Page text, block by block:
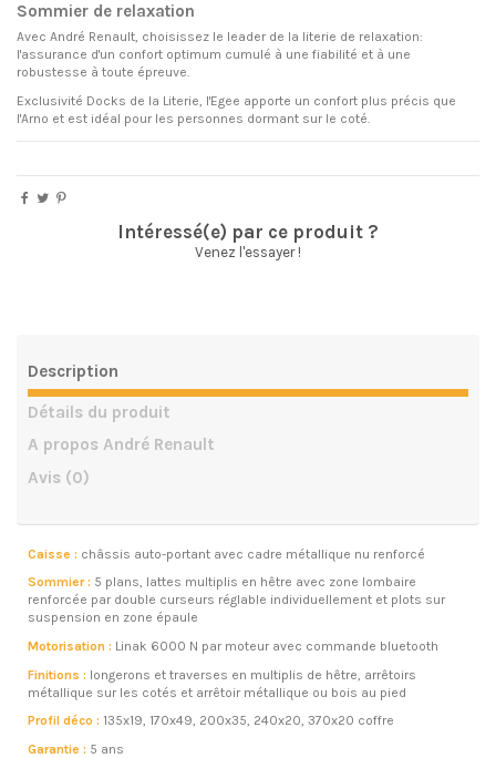
Sommier de relaxation
Avec André Renault, choisissez le leader de la literie de relaxation:
l'assurance d'un confort optimum cumulé à une fiabilité et à une
robustesse à toute épreuve.
Exclusivité Docks de la Literie, l'Egee apporte un confort plus précis que
l'Arno et est idéal pour les personnes dormant sur le coté.
Intéressé(e) par ce produit ?
Venez l'essayer !
Description
Détails du produit
A propos André Renault
Avis (0)
Caisse : châssis auto-portant avec cadre métallique nu renforcé
Sommier : 5 plans, lattes multiplis en hêtre avec zone lombaire
renforcée par double curseurs réglable individuellement et plots sur
suspension en zone épaule
Motorisation : Linak 6000 N par moteur avec commande bluetooth
Finitions : longerons et traverses en multiplis de hêtre, arrêtoirs
métallique sur les cotés et arrêtoir métallique ou bois au pied
Profil déco : 135x19, 170x49, 200x35, 240x20, 370x20 coffre
Garantie : 5 ans